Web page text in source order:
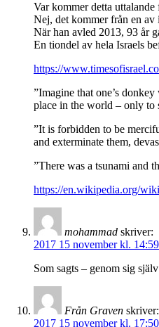
Var kommer detta
Nej, det kommer från en av
När han avled 2013, 93 år
En tiondel av hela Israels
https://
”Imagine that one’s
place in the world – only to
”It is forbidden to be
and exterminate them,
”There was a tsunami and
https://en.wikipedia.org/
mohammad skriver:
2017 15 november kl. 14:59
Som sagts – genom sig
Från Graven skriver:
2017 15 november kl. 17:50